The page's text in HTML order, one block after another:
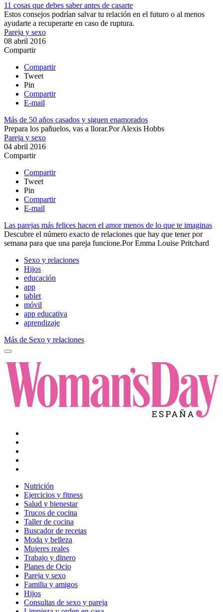
11 cosas que debes saber antes de casarte
Estos consejos podrían salvar tu relación en el futuro o al menos
ayudarte a recuperarte en caso de ruptura.
Pareja y sexo
08 abril 2016
Compartir
Compartir
Tweet
Pin
Compartir
E-mail
Más de 50 años casados y siguen enamorados
​​Prepara los pañuelos, vas a llorar.​PorAlexis Hobbs
Pareja y sexo
04 abril 2016
Compartir
Compartir
Tweet
Pin
Compartir
E-mail
Las parejas más felices hacen el amor menos de lo que te imaginas
Descubre el número exacto de relaciones que hay que tener por
semana para que una pareja funcione.​PorEmma Louise Pritchard
Sexo y relaciones
Hijos
educación
app
tablet
móvil
app educativa
aprendizaje
Más de Sexo y relaciones
Nutrición
Ejercicios y fitness
Salud y bienestar
Trucos de cocina
Taller de cocina
Buscador de recetas
Moda y belleza
Mujeres reales
Trabajo y dinero
Planes de Ocio
Pareja y sexo
Familia y amigos
Hijos
Consultas de sexo y pareja